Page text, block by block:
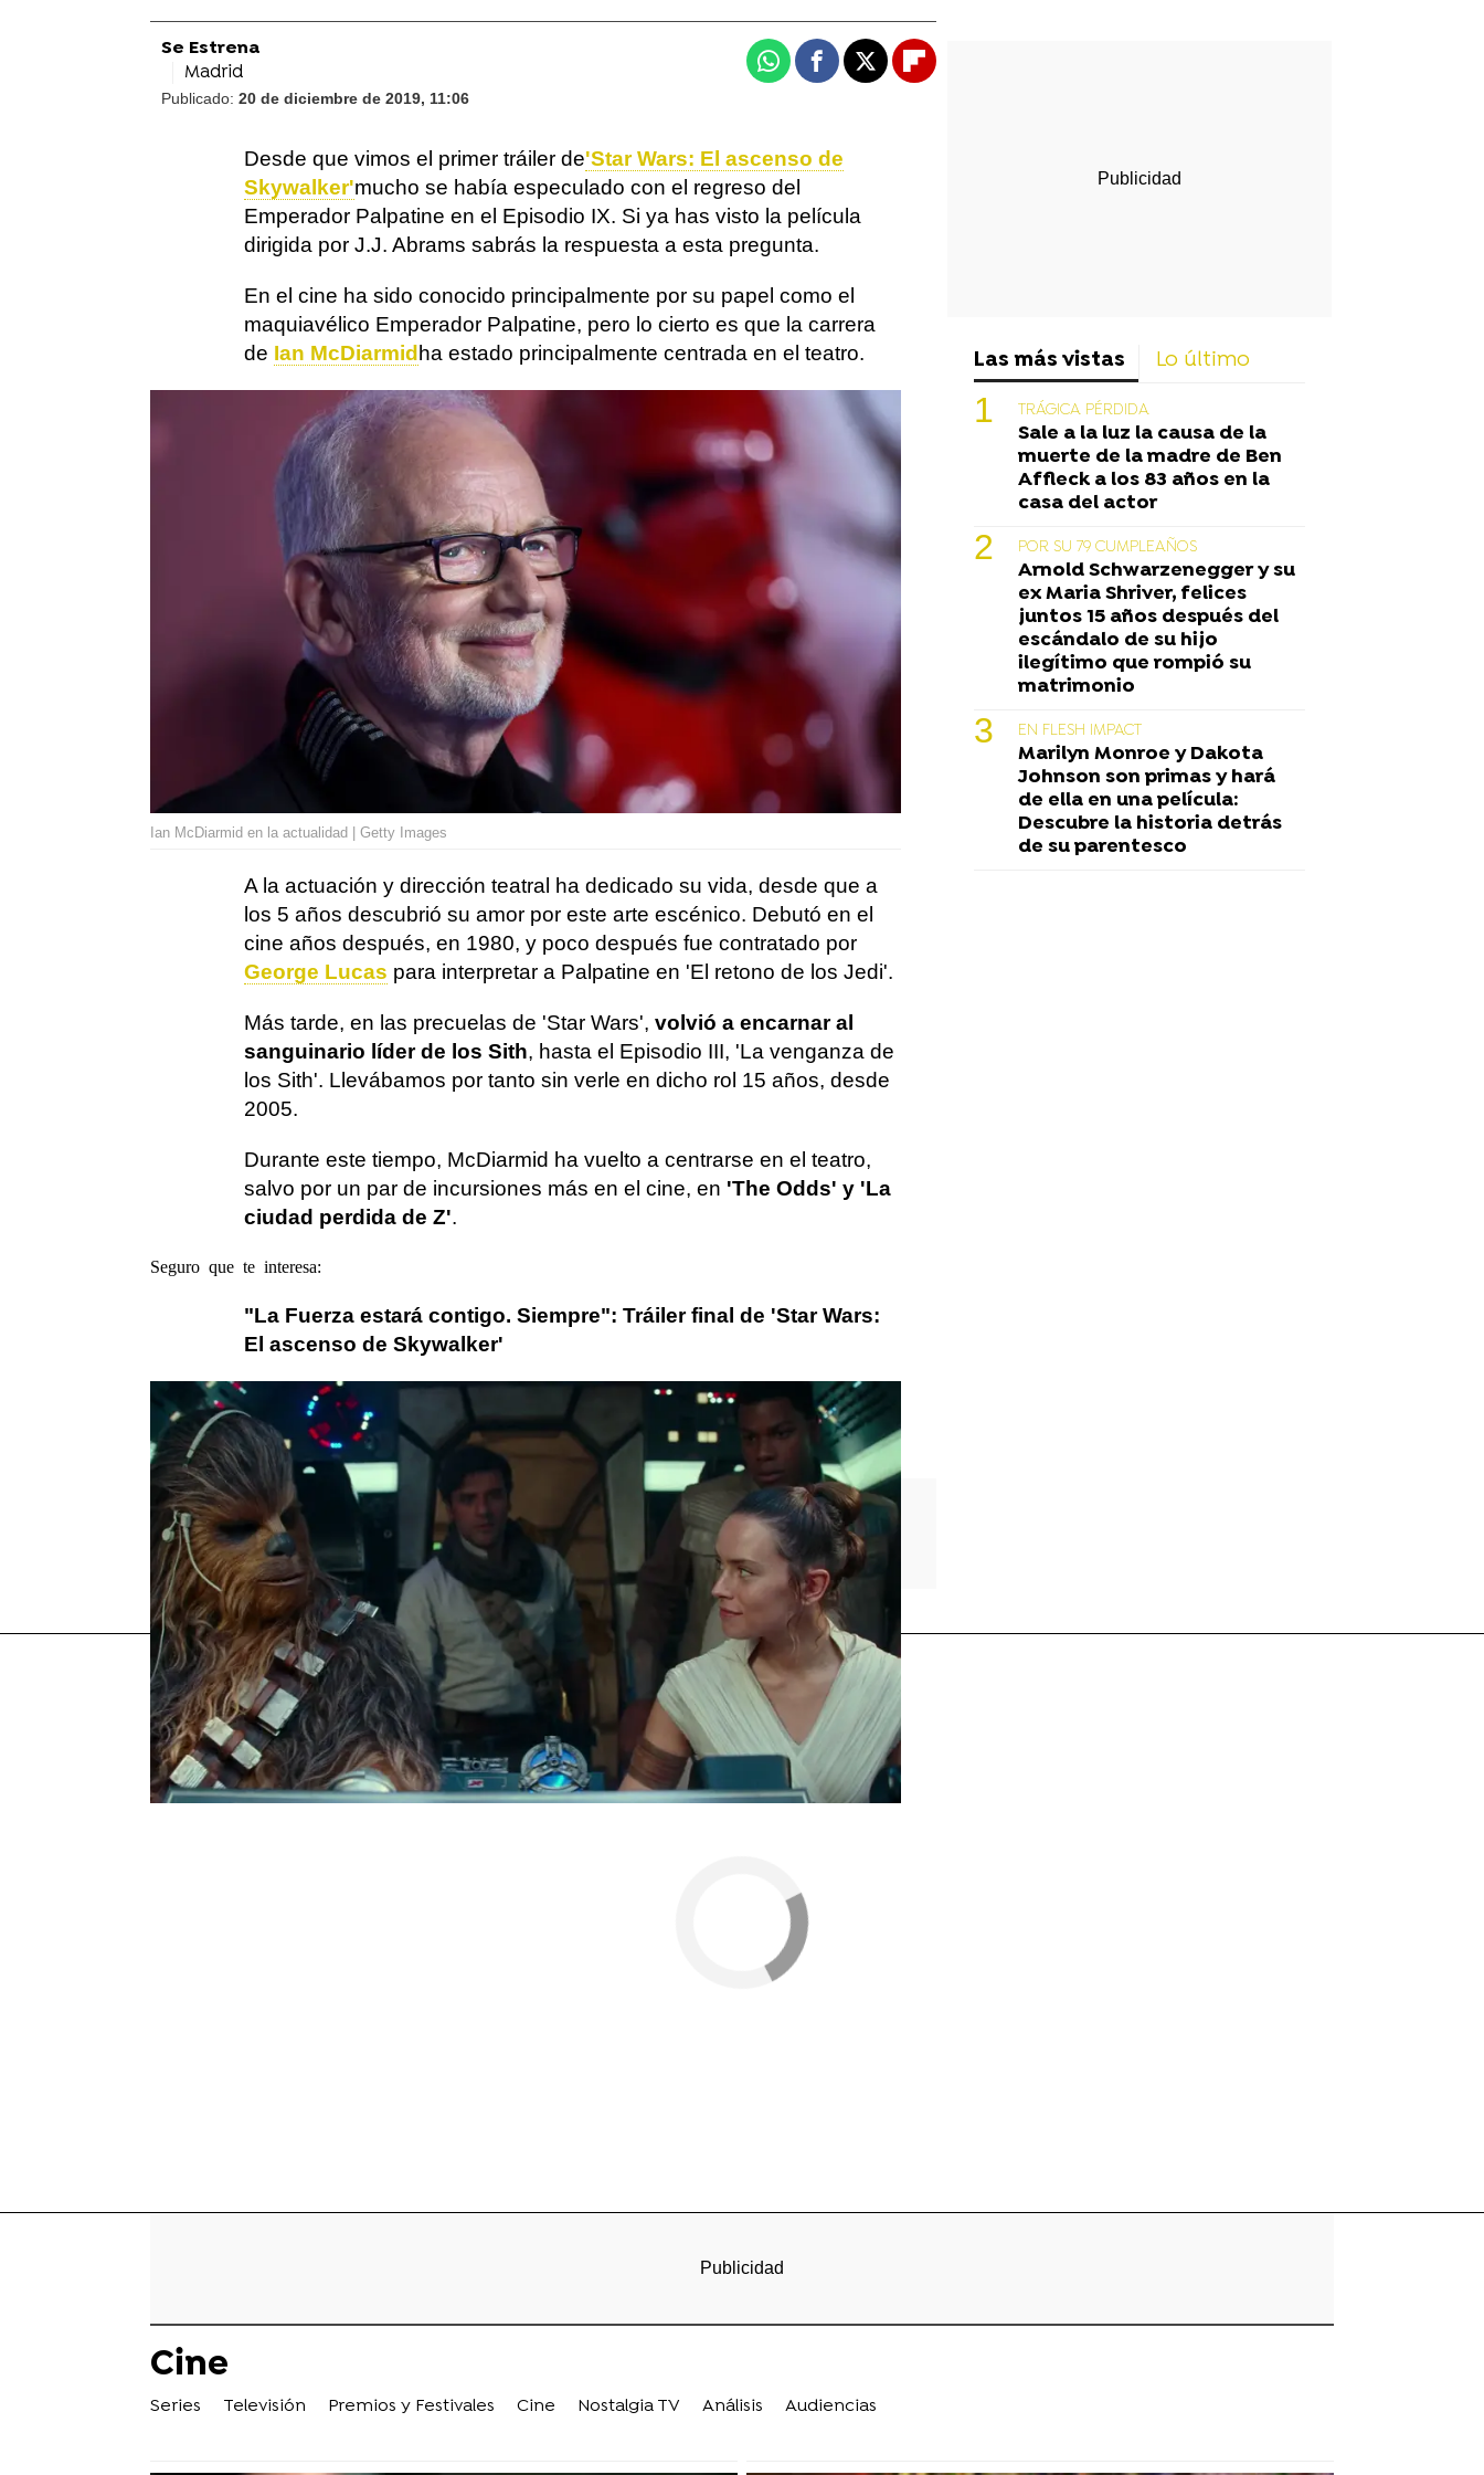
Se Estrena
Madrid
Publicado: 20 de diciembre de 2019, 11:06
WhatsappFacebook
X Flipboard
Desde que vimos el primer tráiler de'Star Wars: El ascenso de
Skywalker'mucho se había especulado con el regreso del
Emperador Palpatine en el Episodio IX. Si ya has visto la película
dirigida por J.J. Abrams sabrás la respuesta a esta pregunta.
En el cine ha sido conocido principalmente por su papel como el
maquiavélico Emperador Palpatine, pero lo cierto es que la carrera
de Ian McDiarmid ha estado principalmente centrada en el teatro.
Ian McDiarmid en la actualidad | Getty Images
A la actuación y dirección teatral ha dedicado su vida, desde que a
los 5 años descubrió su amor por este arte escénico. Debutó en el
cine años después, en 1980, y poco después fue contratado por
George Lucas para interpretar a Palpatine en 'El retono de los Jedi'.
Más tarde, en las precuelas de 'Star Wars', volvió a encarnar al
sanguinario líder de los Sith, hasta el Episodio III, 'La venganza de
los Sith'. Llevábamos por tanto sin verle en dicho rol 15 años, desde
2005.
Durante este tiempo, McDiarmid ha vuelto a centrarse en el teatro,
salvo por un par de incursiones más en el cine, en 'The Odds' y 'La
ciudad perdida de Z'.
Seguro que te interesa:
"La Fuerza estará contigo. Siempre": Tráiler final de 'Star Wars:
El ascenso de Skywalker'
Star Wars
Las más vistas Lo último
TRÁGICA PÉRDIDA
Sale a la luz la causa de la
muerte de la madre de Ben
Affleck a los 83 años en la
casa del actor
POR SU 79 CUMPLEAÑOS
Arnold Schwarzenegger y su
ex Maria Shriver, felices
juntos 15 años después del
escándalo de su hijo
ilegítimo que rompió su
matrimonio
EN FLESH IMPACT
Marilyn Monroe y Dakota
Johnson son primas y hará
de ella en una película:
Descubre la historia detrás
de su parentesco
Cine
Series Televisión Premios y Festivales Cine Nostalgia TV Análisis Audiencias